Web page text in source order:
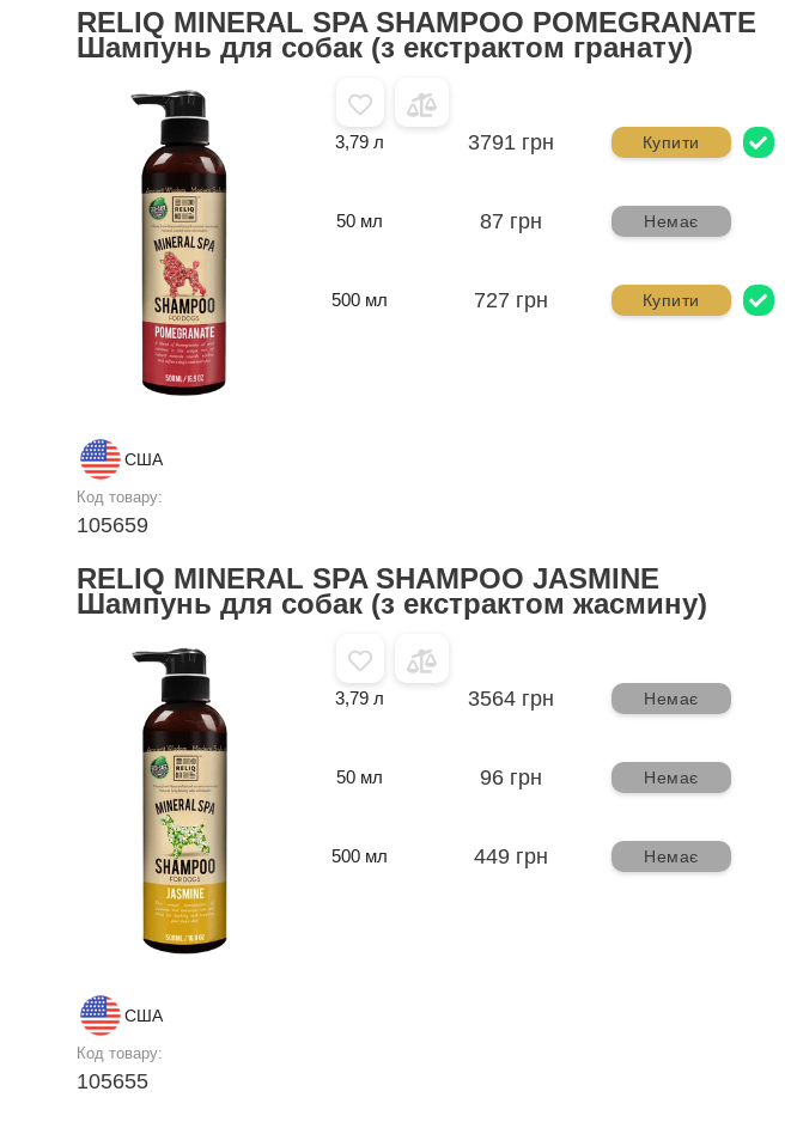
RELIQ MINERAL SPA SHAMPOO POMEGRANATE
Шампунь для собак (з екстрактом гранату)
США
Код товару:
105659
3,79 л 3791 грн Купити
50 мл 87 грн Немає
500 мл 727 грн Купити
RELIQ MINERAL SPA SHAMPOO JASMINE
Шампунь для собак (з екстрактом жасмину)
США
Код товару:
105655
3,79 л 3564 грн Немає
50 мл 96 грн Немає
500 мл 449 грн Немає